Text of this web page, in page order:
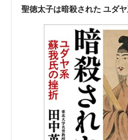
そう思っています。きっとその先
聖徳太子は暗殺された ユダ